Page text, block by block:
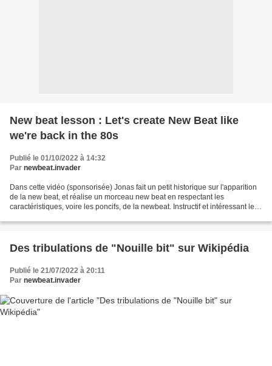
New beat lesson : Let's create New Beat like
we're back in the 80s
Publié le 01/10/2022 à 14:32
Par newbeat.invader
Dans cette vidéo (sponsorisée) Jonas fait un petit historique sur l'apparition
de la new beat, et réalise un morceau new beat en respectant les
caractéristiques, voire les poncifs, de la newbeat. Instructif et intéressant le
Des tribulations de "Nouille bit" sur Wikipédia
Publié le 21/07/2022 à 20:11
Par newbeat.invader